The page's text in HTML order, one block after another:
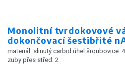
Monolitní tvrdokovové
dokončovací šestibřité
materiál: slinutý carbid úhel šroubovice:
zuby přes střed: 2